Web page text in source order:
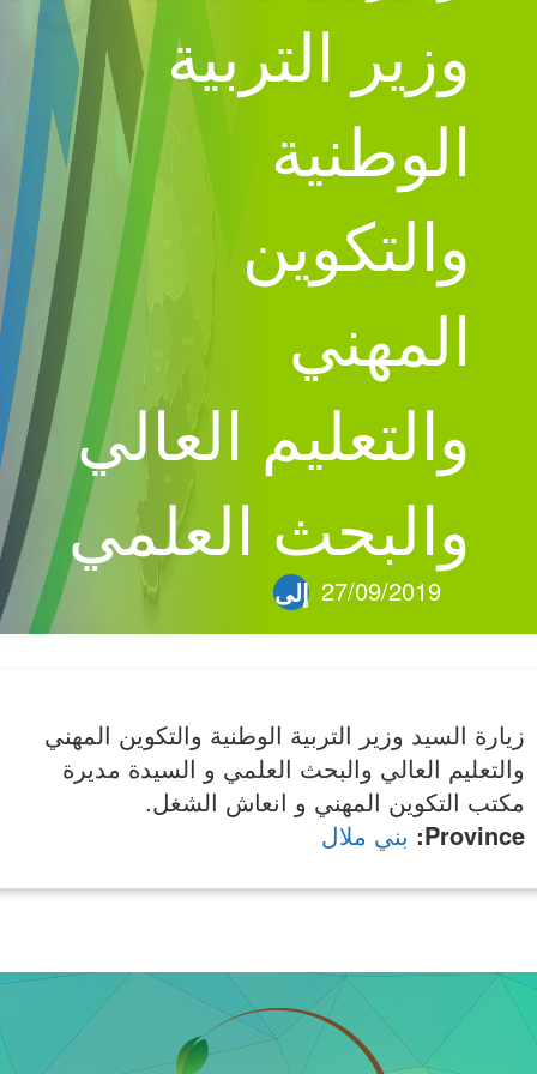
وزير التربية
الوطنية
والتكوين
المهني
والتعليم العالي
والبحث العلمي
27/09/2019 إلى 27/09/2019
زيارة السيد وزير التربية الوطنية والتكوين المهني
والتعليم العالي والبحث العلمي و السيدة مديرة
مكتب التكوين المهني و انعاش الشغل.
Province
: بني ملال